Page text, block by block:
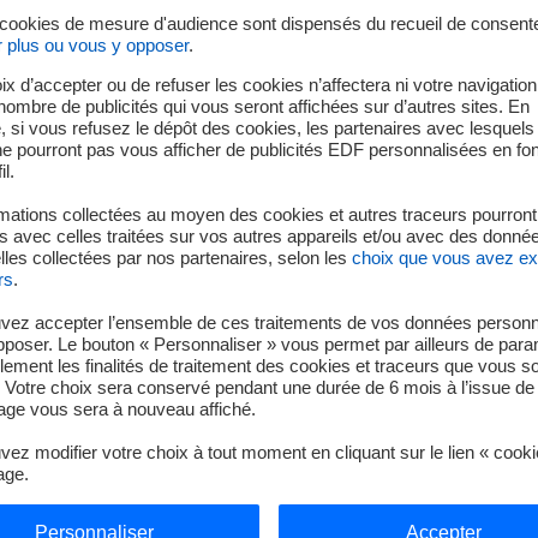
d’une centrale nucléaire grâce à une animation
midi
le parcours d’un atome au sein d’une centrale
les bases de l’énergie atomique.
midi
migratrices franchissent le barrage grâce à un ascenseur
et 4 mars
radiographie”
des énigmes où science et énergie s’entremêlent pour
de mesure d'audience sont dispensés du recueil de
plus ou vous y opposer.
d’accepter ou de refuser les cookies n’affectera ni votre
de publicités qui vous seront affichées sur d’autres sites. En
si vous refusez le dépôt des cookies, les partenaires avec
pourront pas vous afficher de publicités EDF personnalisées en
collectées au moyen des cookies et autres traceurs
avec celles traitées sur vos autres appareils et/ou avec des
collectées par nos partenaires, selon les choix que vous avez
.
accepter l’ensemble de ces traitements de vos données
Le bouton « Personnaliser » vous permet par ailleurs de
les finalités de traitement des cookies et traceurs que vous
choix sera conservé pendant une durée de 6 mois à l’issue de
vous sera à nouveau affiché.
modifier votre choix à tout moment en cliquant sur le lien «
Personnaliser Accepter